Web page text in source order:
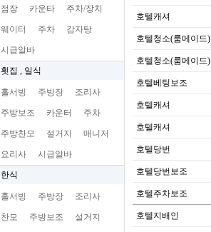
점장 카운타 주차/장치
웨이터 주차 감자탕
시급알바
횟집 , 일식
홀서빙 주방장 조리사
주방보조 카운터 주차
주방찬모 설거지 매니저
요리사 시급알바
한식
홀서빙 주방장 조리사
찬모 주방보조 설거지
호텔캐셔
호텔청소(룸메이드)
호텔청소(룸메이드)
호텔베팅보조
호텔캐셔
호텔캐셔
호텔당번
호텔당번보조
호텔주차보조
호텔지배인